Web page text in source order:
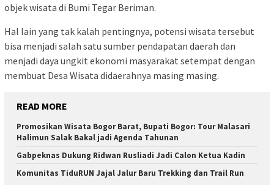
objek wisata di Bumi Tegar Beriman.
Hal lain yang tak kalah pentingnya, potensi wisata tersebut
bisa menjadi salah satu sumber pendapatan daerah dan
menjadi daya ungkit ekonomi masyarakat setempat dengan
membuat Desa Wisata didaerahnya masing masing.
READ MORE
Promosikan Wisata Bogor Barat, Bupati Bogor: Tour Malasari
Halimun Salak Bakal jadi Agenda Tahunan
Gabpeknas Dukung Ridwan Rusliadi Jadi Calon Ketua Kadin
Komunitas TiduRUN Jajal Jalur Baru Trekking dan Trail Run